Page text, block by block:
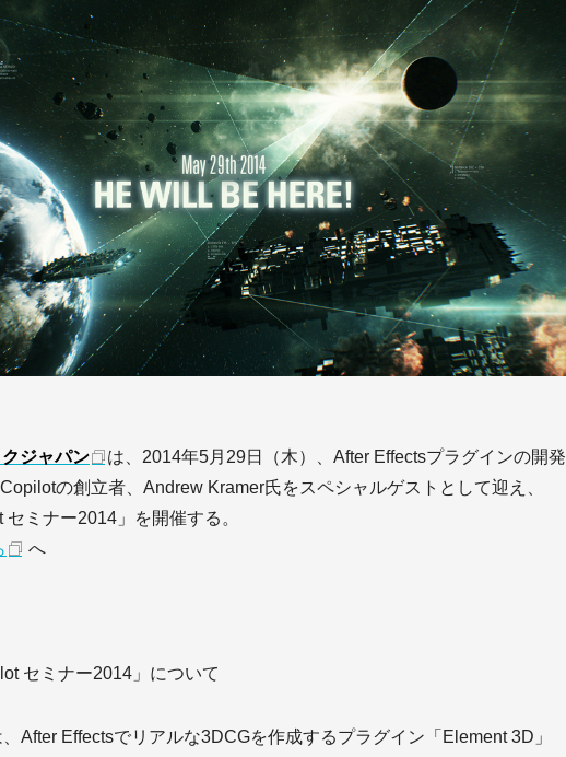
ジャパン
は、2014年5月29日（木）、After Effectsプラグインの開発
の創立者、Andrew Kramer氏をスペシャルゲストとして迎え、
セミナー2014」を開催する。
へ
セミナー2014」について
After Effectsでリアルな3DCGを作成するプラグイン「Element 3D」